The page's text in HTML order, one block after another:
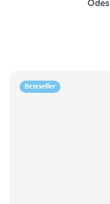
Bestseller